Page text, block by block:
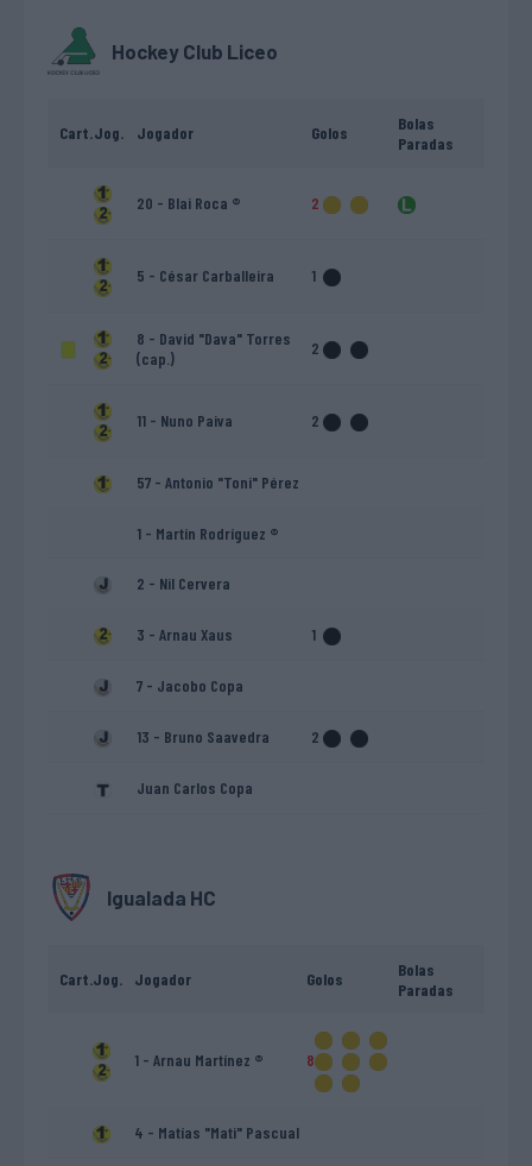
Hockey Club Liceo
Cart.Jog. Jogador Golos
Bolas
Paradas
20 - Blai Roca ® 2
5 - César Carballeira 1
8 - David "Dava" Torres
(cap.)
2
11 - Nuno Paiva 2
57 - Antonio "Toni" Pérez
1 - Martín Rodríguez ®
2 - Nil Cervera
3 - Arnau Xaus 1
7 - Jacobo Copa
13 - Bruno Saavedra 2
Juan Carlos Copa
Igualada HC
Cart.Jog. Jogador Golos
Bolas
Paradas
1 - Arnau Martínez ® 8
4 - Matías "Mati" Pascual